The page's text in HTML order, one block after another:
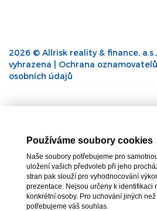
2026 © Allrisk reality & finance,
vyhrazena | Ochrana oznamovatelů
osobních údajů
Používáme soubory cookies
Naše soubory potřebujeme pro
uložení vašich předvoleb při jeho
stran pak slouží pro vyhodnocování
prezentace. Nejsou určeny k identifikaci
konkrétní osoby. Pro uchování jiných
potřebujeme váš souhlas.